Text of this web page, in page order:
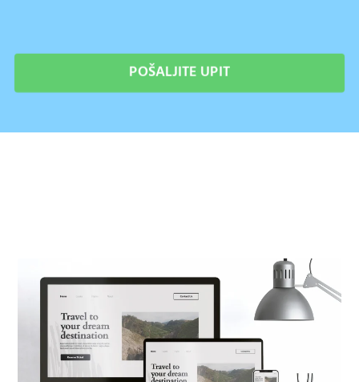
POŠALJITE UPIT